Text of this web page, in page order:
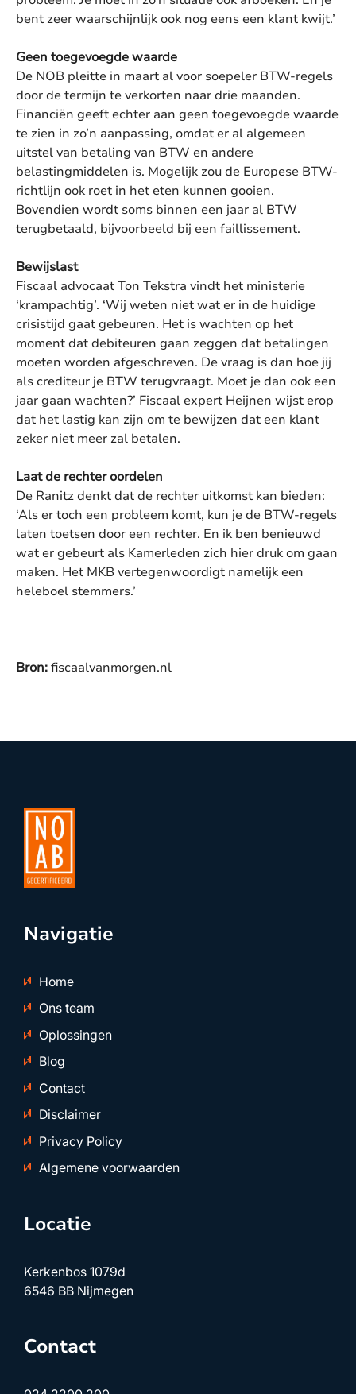
bent zeer waarschijnlijk ook nog eens een klant kwijt.’
Geen toegevoegde waarde
De NOB pleitte in maart al voor soepeler BTW-regels
door de termijn te verkorten naar drie maanden.
Financiën geeft echter aan geen toegevoegde waarde
te zien in zo’n aanpassing, omdat er al algemeen
uitstel van betaling van BTW en andere
belastingmiddelen is. Mogelijk zou de Europese BTW-
richtlijn ook roet in het eten kunnen gooien.
Bovendien wordt soms binnen een jaar al BTW
terugbetaald, bijvoorbeeld bij een faillissement.
Bewijslast
Fiscaal advocaat Ton Tekstra vindt het ministerie
‘krampachtig’. ‘Wij weten niet wat er in de huidige
crisistijd gaat gebeuren. Het is wachten op het
moment dat debiteuren gaan zeggen dat betalingen
moeten worden afgeschreven. De vraag is dan hoe jij
als crediteur je BTW terugvraagt. Moet je dan ook een
jaar gaan wachten?’ Fiscaal expert Heijnen wijst erop
dat het lastig kan zijn om te bewijzen dat een klant
zeker niet meer zal betalen.
Laat de rechter oordelen
De Ranitz denkt dat de rechter uitkomst kan bieden:
‘Als er toch een probleem komt, kun je de BTW-regels
laten toetsen door een rechter. En ik ben benieuwd
wat er gebeurt als Kamerleden zich hier druk om gaan
maken. Het MKB vertegenwoordigt namelijk een
heleboel stemmers.’
Bron:fiscaalvanmorgen.nl
Navigatie
Home
Ons team
Oplossingen
Blog
Contact
Disclaimer
Privacy Policy
Algemene voorwaarden
Locatie
Kerkenbos 1079d
6546 BB Nijmegen
Contact